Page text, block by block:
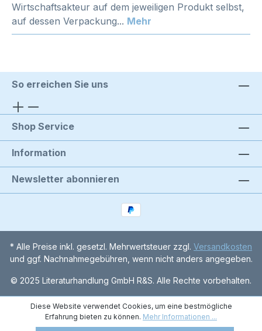
Wirtschaftsakteur auf dem jeweiligen Produkt selbst,
auf dessen Verpackung... Mehr
So erreichen Sie uns
Shop Service
Information
Newsletter abonnieren
* Alle Preise inkl. gesetzl. Mehrwertsteuer zzgl. Versandkosten
und ggf. Nachnahmegebühren, wenn nicht anders angegeben.
© 2025 Literaturhandlung GmbH R&S. Alle Rechte vorbehalten.
Diese Website verwendet Cookies, um eine bestmögliche
Erfahrung bieten zu können. Mehr Informationen ...